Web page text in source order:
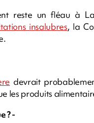
reste un fléau à
insalubres, la
devrait
les produits
? -